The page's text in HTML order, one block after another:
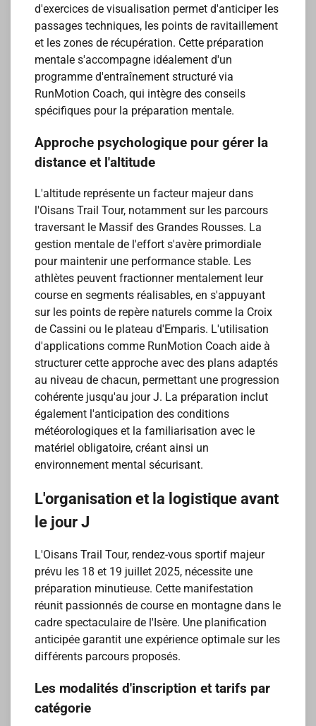
d'exercices de visualisation permet d'anticiper les
passages techniques, les points de ravitaillement
et les zones de récupération. Cette préparation
mentale s'accompagne idéalement d'un
programme d'entraînement structuré via
RunMotion Coach, qui intègre des conseils
spécifiques pour la préparation mentale.
Approche psychologique pour gérer la
distance et l'altitude
L'altitude représente un facteur majeur dans
l'Oisans Trail Tour, notamment sur les parcours
traversant le Massif des Grandes Rousses. La
gestion mentale de l'effort s'avère primordiale
pour maintenir une performance stable. Les
athlètes peuvent fractionner mentalement leur
course en segments réalisables, en s'appuyant
sur les points de repère naturels comme la Croix
de Cassini ou le plateau d'Emparis. L'utilisation
d'applications comme RunMotion Coach aide à
structurer cette approche avec des plans adaptés
au niveau de chacun, permettant une progression
cohérente jusqu'au jour J. La préparation inclut
également l'anticipation des conditions
météorologiques et la familiarisation avec le
matériel obligatoire, créant ainsi un
environnement mental sécurisant.
L'organisation et la logistique avant
le jour J
L'Oisans Trail Tour, rendez-vous sportif majeur
prévu les 18 et 19 juillet 2025, nécessite une
préparation minutieuse. Cette manifestation
réunit passionnés de course en montagne dans le
cadre spectaculaire de l'Isère. Une planification
anticipée garantit une expérience optimale sur les
différents parcours proposés.
Les modalités d'inscription et tarifs par
catégorie